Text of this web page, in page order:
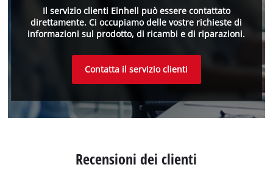
Il servizio clienti Einhell può essere contattato
direttamente. Ci occupiamo delle vostre richieste di
informazioni sul prodotto, di ricambi e di riparazioni.
Contatta il servizio clienti
Recensioni dei clienti